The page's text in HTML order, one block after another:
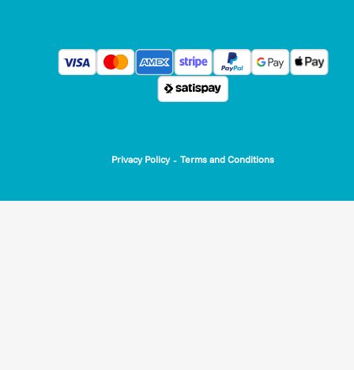
Privacy Policy - Terms and Conditions